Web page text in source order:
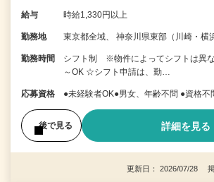
給与 時給1,330円以上
勤務地 東京都全域、 神奈川県東部（川崎・横
勤務時間
シフト制 ※物件によってシフトは異
～OK ☆シフト申請は、勤…
応募資格 ●未経験者OK●男女、年齢不問 ●資格不
後で見る 詳細を見る
更新日： 2026/07/28